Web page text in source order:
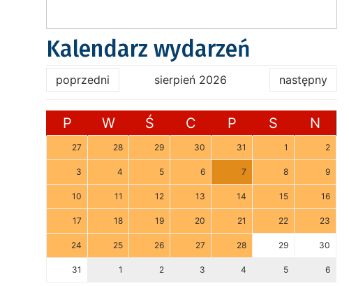
Kalendarz wydarzeń
poprzedni sierpień 2026 następny
P W Ś C P S N
27 28 29 30 31 1 2
3 4 5 6 7 8 9
10 11 12 13 14 15 16
17 18 19 20 21 22 23
24 25 26 27 28 29 30
31 1 2 3 4 5 6